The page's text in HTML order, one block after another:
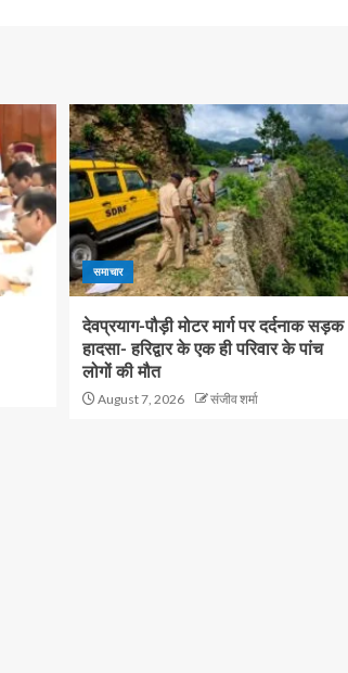
समाचार
देवप्रयाग-पौड़ी मोटर मार्ग पर दर्दनाक सड़क
हादसा- हरिद्वार के एक ही परिवार के पांच
लोगों की मौत
August 7, 2026 संजीव शर्मा